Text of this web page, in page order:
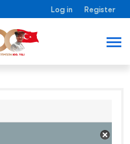
Log in Register